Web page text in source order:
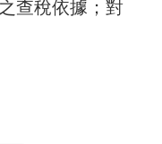
查稅依據；對